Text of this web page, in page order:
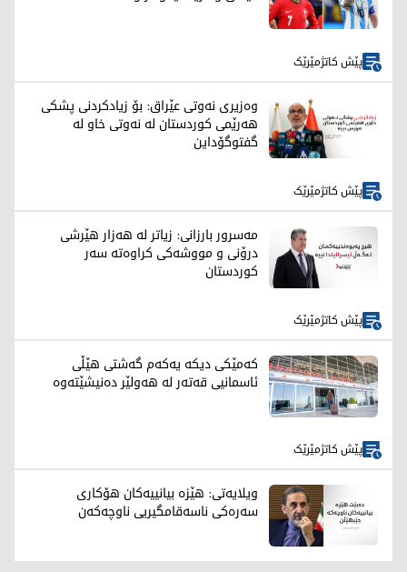
پێش کاتژمێرێک
وەزیری نەوتی عێراق: بۆ زیادکردنی پشکی
هەرێمی کوردستان لە نەوتی خاو لە
گفتوگۆداین
پێش کاتژمێرێک
مەسرور بارزانی: زیاتر لە هەزار هێرشی
درۆنی و مووشەکی کراوەتە سەر
کوردستان
پێش کاتژمێرێک
کەمێکی دیکە یەکەم گەشتی هێڵی
ئاسمانیی قەتەر لە هەولێر دەنیشێتەوە
پێش کاتژمێرێک
ویلایەتی: هێزە بیانییەکان هۆکاری
سەرەکی ناسەقامگیریی ناوچەکەن